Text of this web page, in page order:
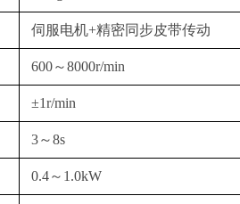
伺服电机+精密同步皮带传动
600～8000r/min
±1r/min
3～8s
0.4～1.0kW